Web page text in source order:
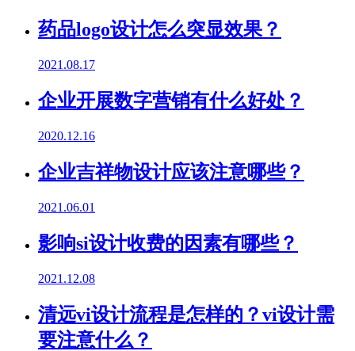
药品logo设计怎么突显效果？
2021.08.17
企业开展数字营销有什么好处？
2020.12.16
企业吉祥物设计应该注意哪些？
2021.06.01
影响si设计收费的因素有哪些？
2021.12.08
清远vi设计流程是怎样的？vi设计需
要注意什么？